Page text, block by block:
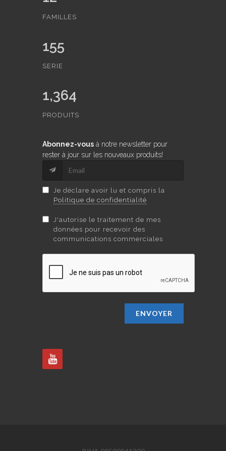
FAMILLES
155
SERIE
1,364
PRODUITS
Abonnez-vous à notre newsletter pour
rester à jour sur les nouveaux produits!
Je déclare avoir lu et compris la
Politique de confidentialité
J'autorise le traitement de mes
données pour recevoir des
communications commerciales
ENVOYER